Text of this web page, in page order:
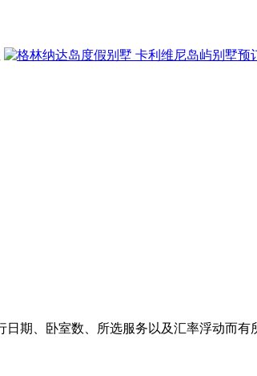
期、卧室数、所选服务以及汇率浮动而